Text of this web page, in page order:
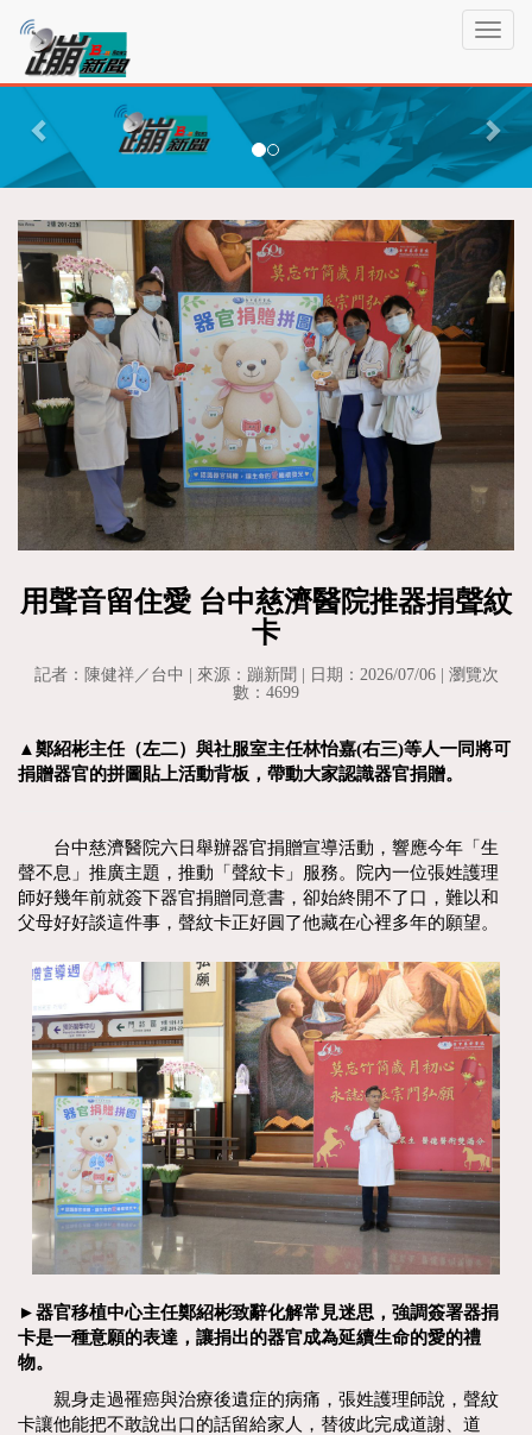
T
g
l
e
g
a
o
蹦
新
聞P
r
v
i
o
s
N
e
x
t
用聲音留住愛 台中慈濟醫院推器捐聲紋
卡
記者：陳健祥／台中 | 來源：蹦新聞 | 日期：2026/07/06 | 瀏覽次
數：4699
▲鄭紹彬主任（左二）與社服室主任林怡嘉(右三)等人一同將可
捐贈器官的拼圖貼上活動背板，帶動大家認識器官捐贈。
台中慈濟醫院六日舉辦器官捐贈宣導活動，響應今年「生
聲不息」推廣主題，推動「聲紋卡」服務。院內一位張姓護理
師好幾年前就簽下器官捐贈同意書，卻始終開不了口，難以和
父母好好談這件事，聲紋卡正好圓了他藏在心裡多年的願望。
►器官移植中心主任鄭紹彬致辭化解常見迷思，強調簽署器捐
卡是一種意願的表達，讓捐出的器官成為延續生命的愛的禮
物。
親身走過罹癌與治療後遺症的病痛，張姓護理師說，聲紋
卡讓他能把不敢說出口的話留給家人，替彼此完成道謝、道